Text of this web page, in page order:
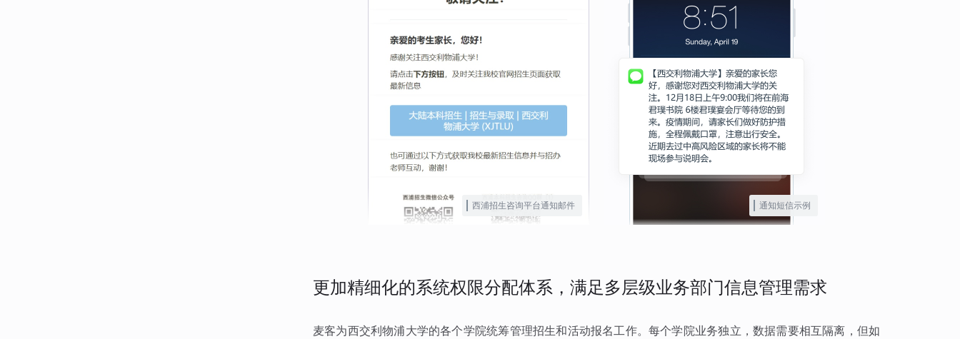
西浦招生咨询平台通知邮件 通知短信示例
更加精细化的系统权限分配体系，满足多层级业务部门信息管理需求
麦客为西交利物浦大学的各个学院统筹管理招生和活动报名工作。每个学院业务独立，数据需要相互隔离，但如